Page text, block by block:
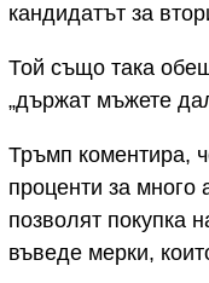
кандидатът за
Той също така
„държат мъжете
Тръмп коментира,
проценти за много
позволят покупка
въведе мерки,